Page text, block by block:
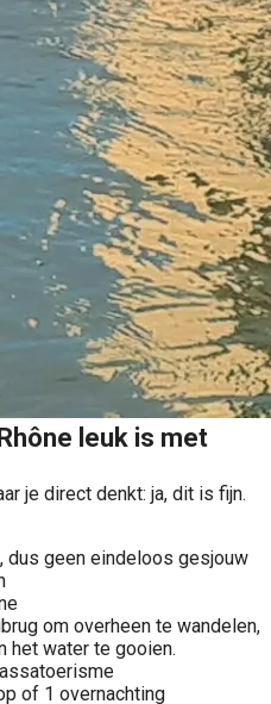
leuk is met
je direct denkt: ja, dit is fijn.
dus geen eindeloos gesjouw
om overheen te wandelen,
het water te gooien.
of 1 overnachting